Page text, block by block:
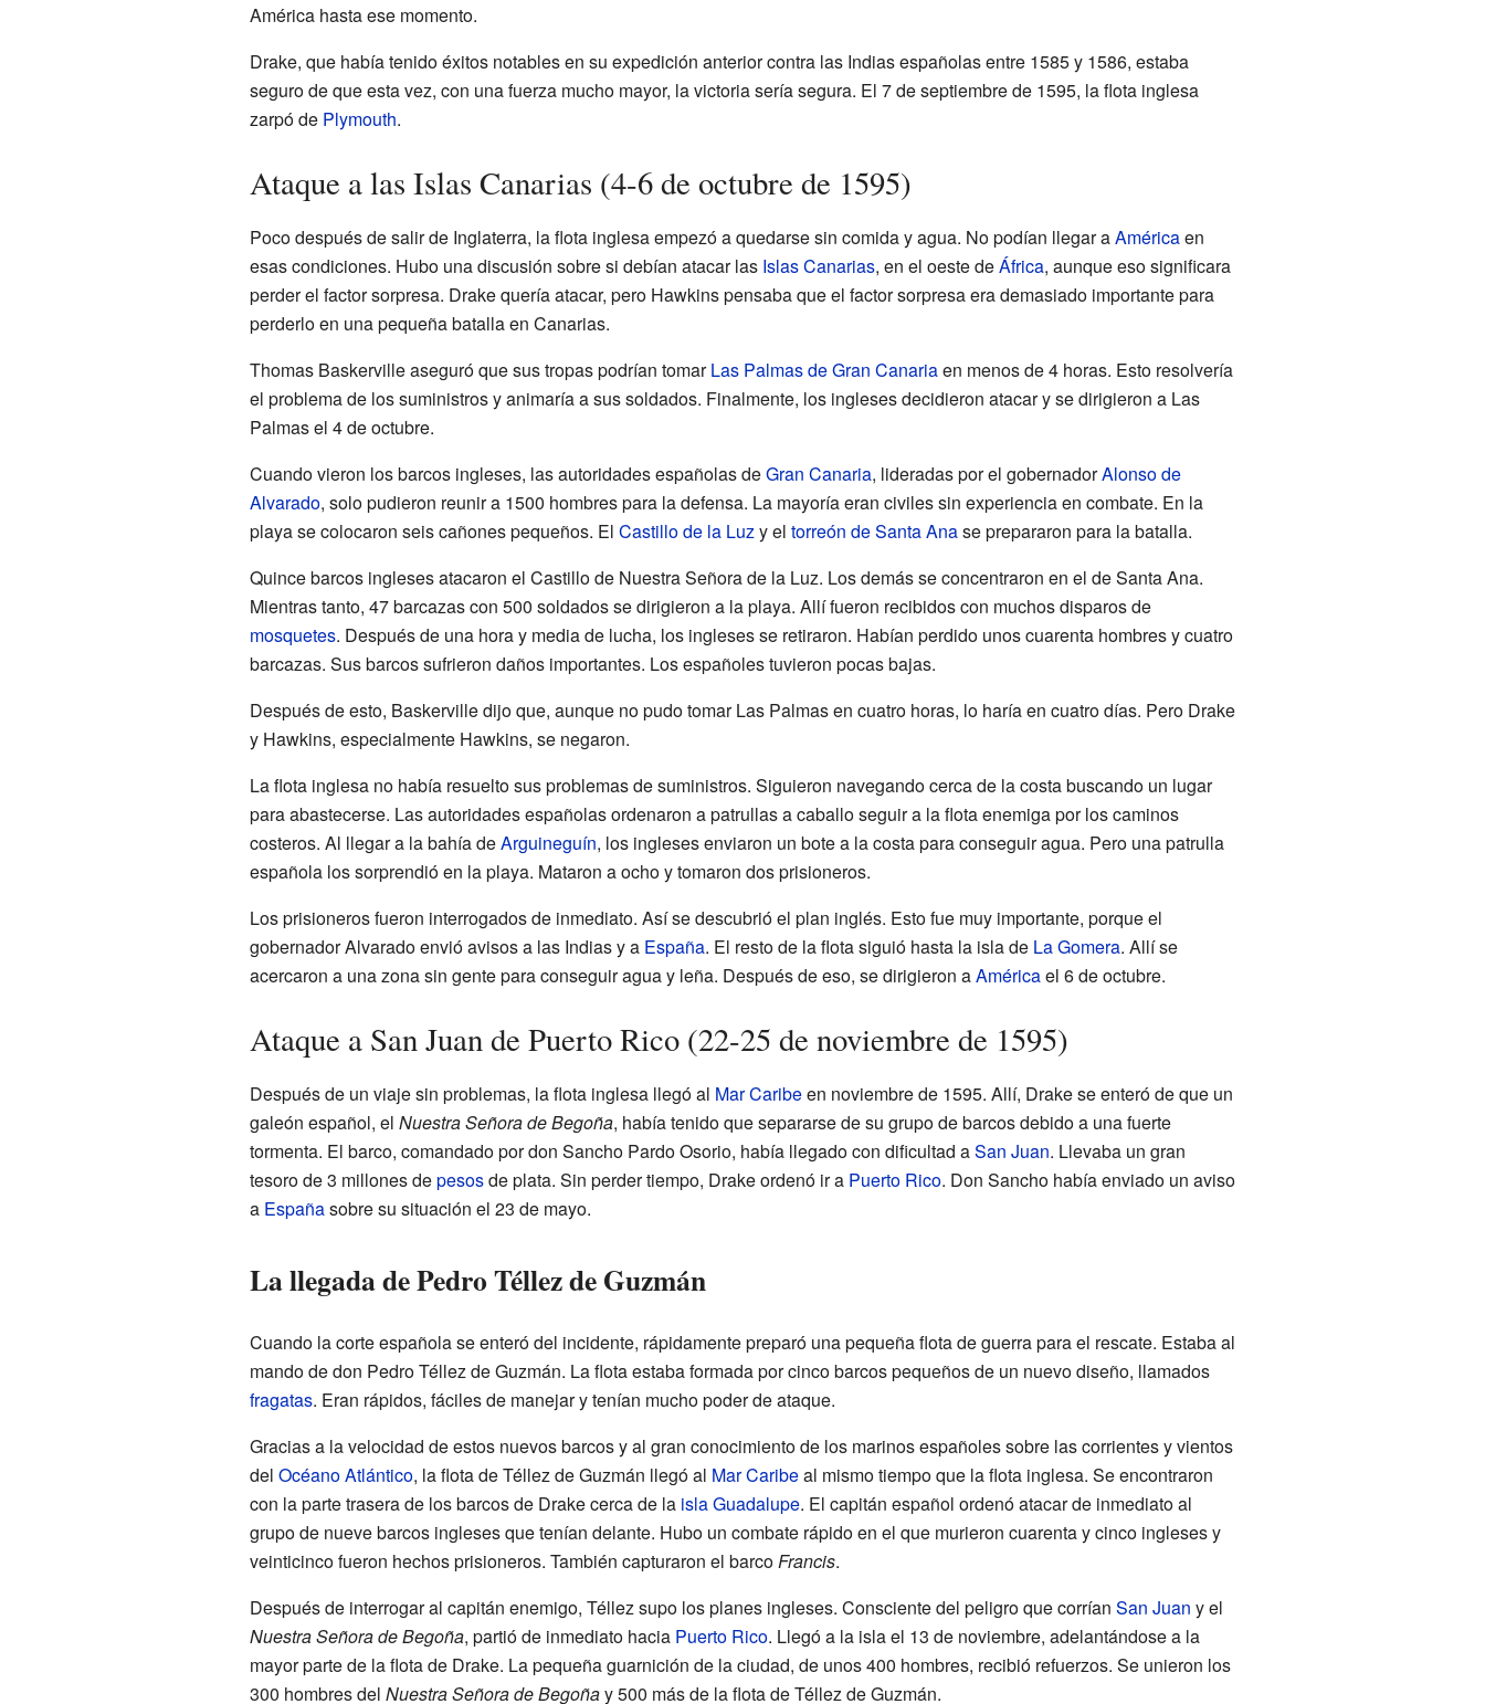
América hasta ese momento.
Drake, que había tenido éxitos notables en su expedición anterior contra las Indias españolas entre 1585 y 1586, estaba
seguro de que esta vez, con una fuerza mucho mayor, la victoria sería segura. El 7 de septiembre de 1595, la flota inglesa
zarpó de Plymouth.
Ataque a las Islas Canarias (4-6 de octubre de 1595)
Poco después de salir de Inglaterra, la flota inglesa empezó a quedarse sin comida y agua. No podían llegar aAméricaen
esas condiciones. Hubo una discusión sobre si debían atacar las Islas Canarias, en el oeste deÁfrica, aunque eso significara
perder el factor sorpresa. Drake quería atacar, pero Hawkins pensaba que el factor sorpresa era demasiado importante para
perderlo en una pequeña batalla en Canarias.
Thomas Baskerville aseguró que sus tropas podrían tomarLas Palmas de Gran Canariaen menos de 4 horas. Esto resolvería
el problema de los suministros y animaría a sus soldados. Finalmente, los ingleses decidieron atacar y se dirigieron a Las
Palmas el 4 de octubre.
Cuando vieron los barcos ingleses, las autoridades españolas deGran Canaria, lideradas por el gobernadorAlonso de
Alvarado, solo pudieron reunir a 1500 hombres para la defensa. La mayoría eran civiles sin experiencia en combate. En la
playa se colocaron seis cañones pequeños. El Castillo de la Luzy el torreón de Santa Anase prepararon para la batalla.
Quince barcos ingleses atacaron el Castillo de Nuestra Señora de la Luz. Los demás se concentraron en el de Santa Ana.
Mientras tanto, 47 barcazas con 500 soldados se dirigieron a la playa. Allí fueron recibidos con muchos disparos de
mosquetes. Después de una hora y media de lucha, los ingleses se retiraron. Habían perdido unos cuarenta hombres y cuatro
barcazas. Sus barcos sufrieron daños importantes. Los españoles tuvieron pocas bajas.
Después de esto, Baskerville dijo que, aunque no pudo tomar Las Palmas en cuatro horas, lo haría en cuatro días. Pero Drake
y Hawkins, especialmente Hawkins, se negaron.
La flota inglesa no había resuelto sus problemas de suministros. Siguieron navegando cerca de la costa buscando un lugar
para abastecerse. Las autoridades españolas ordenaron a patrullas a caballo seguir a la flota enemiga por los caminos
costeros. Al llegar a la bahía deArguineguín, los ingleses enviaron un bote a la costa para conseguir agua. Pero una patrulla
española los sorprendió en la playa. Mataron a ocho y tomaron dos prisioneros.
Los prisioneros fueron interrogados de inmediato. Así se descubrió el plan inglés. Esto fue muy importante, porque el
gobernador Alvarado envió avisos a las Indias y a España. El resto de la flota siguió hasta la isla de La Gomera. Allí se
acercaron a una zona sin gente para conseguir agua y leña. Después de eso, se dirigieron aAméricael 6 de octubre.
Ataque a San Juan de Puerto Rico (22-25 de noviembre de 1595)
Después de un viaje sin problemas, la flota inglesa llegó al Mar Caribeen noviembre de 1595. Allí, Drake se enteró de que un
galeón español, el Nuestra Señora de Begoña, había tenido que separarse de su grupo de barcos debido a una fuerte
tormenta. El barco, comandado por don Sancho Pardo Osorio, había llegado con dificultad aSan Juan. Llevaba un gran
tesoro de 3 millones depesosde plata. Sin perder tiempo, Drake ordenó ir a Puerto Rico. Don Sancho había enviado un aviso
a Españasobre su situación el 23 de mayo.
La llegada de Pedro Téllez de Guzmán
Cuando la corte española se enteró del incidente, rápidamente preparó una pequeña flota de guerra para el rescate. Estaba al
mando de don Pedro Téllez de Guzmán. La flota estaba formada por cinco barcos pequeños de un nuevo diseño, llamados
fragatas. Eran rápidos, fáciles de manejar y tenían mucho poder de ataque.
Gracias a la velocidad de estos nuevos barcos y al gran conocimiento de los marinos españoles sobre las corrientes y vientos
del Océano Atlántico, la flota de Téllez de Guzmán llegó al Mar Caribeal mismo tiempo que la flota inglesa. Se encontraron
con la parte trasera de los barcos de Drake cerca de la isla Guadalupe. El capitán español ordenó atacar de inmediato al
grupo de nueve barcos ingleses que tenían delante. Hubo un combate rápido en el que murieron cuarenta y cinco ingleses y
veinticinco fueron hechos prisioneros. También capturaron el barcoFrancis.
Después de interrogar al capitán enemigo, Téllez supo los planes ingleses. Consciente del peligro que corrían San Juan y el
Nuestra Señora de Begoña, partió de inmediato hacia Puerto Rico. Llegó a la isla el 13 de noviembre, adelantándose a la
mayor parte de la flota de Drake. La pequeña guarnición de la ciudad, de unos 400 hombres, recibió refuerzos. Se unieron los
300 hombres del Nuestra Señora de Begoñay 500 más de la flota de Téllez de Guzmán.